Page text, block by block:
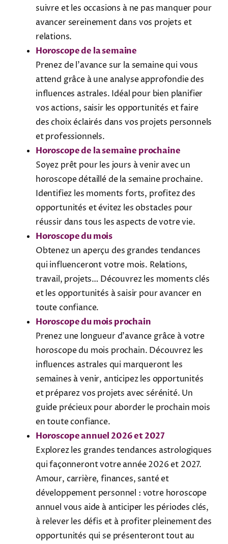
suivre et les occasions à ne pas manquer pour
avancer sereinement dans vos projets et
relations.
Horoscope de la semaine
Prenez de l’avance sur la semaine qui vous
attend grâce à une analyse approfondie des
influences astrales. Idéal pour bien planifier
vos actions, saisir les opportunités et faire
des choix éclairés dans vos projets personnels
et professionnels.
Horoscope de la semaine prochaine
Soyez prêt pour les jours à venir avec un
horoscope détaillé de la semaine prochaine.
Identifiez les moments forts, profitez des
opportunités et évitez les obstacles pour
réussir dans tous les aspects de votre vie.
Horoscope du mois
Obtenez un aperçu des grandes tendances
qui influenceront votre mois. Relations,
travail, projets… Découvrez les moments clés
et les opportunités à saisir pour avancer en
toute confiance.
Horoscope du mois prochain
Prenez une longueur d’avance grâce à votre
horoscope du mois prochain. Découvrez les
influences astrales qui marqueront les
semaines à venir, anticipez les opportunités
et préparez vos projets avec sérénité. Un
guide précieux pour aborder le prochain mois
en toute confiance.
Horoscope annuel 2026 et 2027
Explorez les grandes tendances astrologiques
qui façonneront votre année 2026 et 2027.
Amour, carrière, finances, santé et
développement personnel : votre horoscope
annuel vous aide à anticiper les périodes clés,
à relever les défis et à profiter pleinement des
opportunités qui se présenteront tout au